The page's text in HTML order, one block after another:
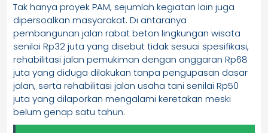
Tak hanya proyek PAM, sejumlah kegiatan lain juga
dipersoalkan masyarakat. Di antaranya
pembangunan jalan rabat beton lingkungan wisata
senilai Rp32 juta yang disebut tidak sesuai spesifikasi,
rehabilitasi jalan pemukiman dengan anggaran Rp68
juta yang diduga dilakukan tanpa pengupasan dasar
jalan, serta rehabilitasi jalan usaha tani senilai Rp50
juta yang dilaporkan mengalami keretakan meski
belum genap satu tahun.